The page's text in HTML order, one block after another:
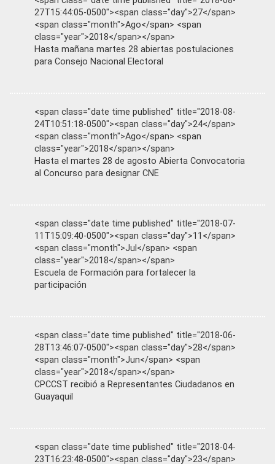
27T15:44:05-0500"><span class="day">27</span>
<span class="month">Ago</span> <span
class="year">2018</span></span>
Hasta mañana martes 28 abiertas postulaciones
para Consejo Nacional Electoral
<span class="date time published" title="2018-08-
24T10:51:18-0500"><span class="day">24</span>
<span class="month">Ago</span> <span
class="year">2018</span></span>
Hasta el martes 28 de agosto Abierta Convocatoria
al Concurso para designar CNE
<span class="date time published" title="2018-07-
11T15:09:40-0500"><span class="day">11</span>
<span class="month">Jul</span> <span
class="year">2018</span></span>
Escuela de Formación para fortalecer la
participación
<span class="date time published" title="2018-06-
28T13:46:07-0500"><span class="day">28</span>
<span class="month">Jun</span> <span
class="year">2018</span></span>
CPCCST recibió a Representantes Ciudadanos en
Guayaquil
<span class="date time published" title="2018-04-
23T16:23:48-0500"><span class="day">23</span>